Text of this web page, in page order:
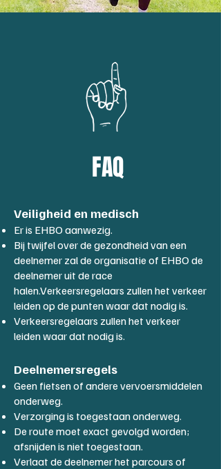
FAQ
Veiligheid en medisch
Er is EHBO aanwezig.
Bij twijfel over de gezondheid van een
deelnemer zal de organisatie of EHBO de
deelnemer uit de race
halen.Verkeersregelaars zullen het verkeer
leiden op de punten waar dat nodig is.
Verkeersregelaars zullen het verkeer
leiden waar dat nodig is.
Deelnemersregels
Geen fietsen of andere vervoersmiddelen
onderweg.
Verzorging is toegestaan onderweg.
De route moet exact gevolgd worden;
afsnijden is niet toegestaan.
Verlaat de deelnemer het parcours of